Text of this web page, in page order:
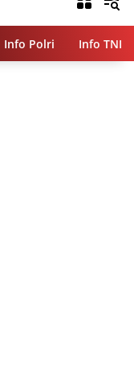
Info Polri Info TNI